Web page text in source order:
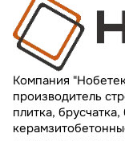
Компания
производитель
плитка,